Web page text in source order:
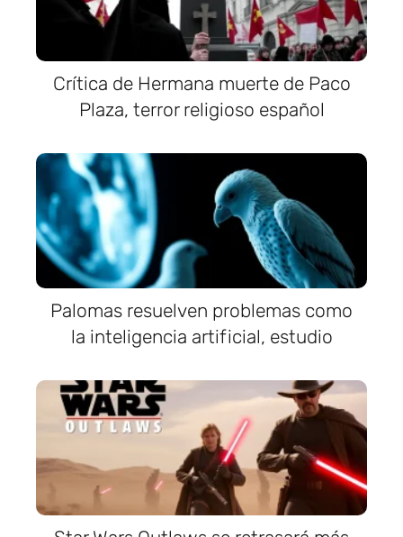
Crítica de Hermana muerte de Paco
Plaza, terror religioso español
Palomas resuelven problemas como
la inteligencia artificial, estudio